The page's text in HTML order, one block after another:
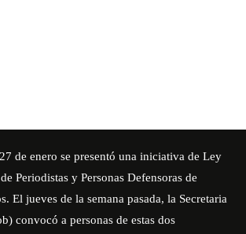
de enero se presentó una iniciativa de Ley
Periodistas y Personas Defensoras de
El jueves de la semana pasada, la Secretaria
convocó a personas de estas dos